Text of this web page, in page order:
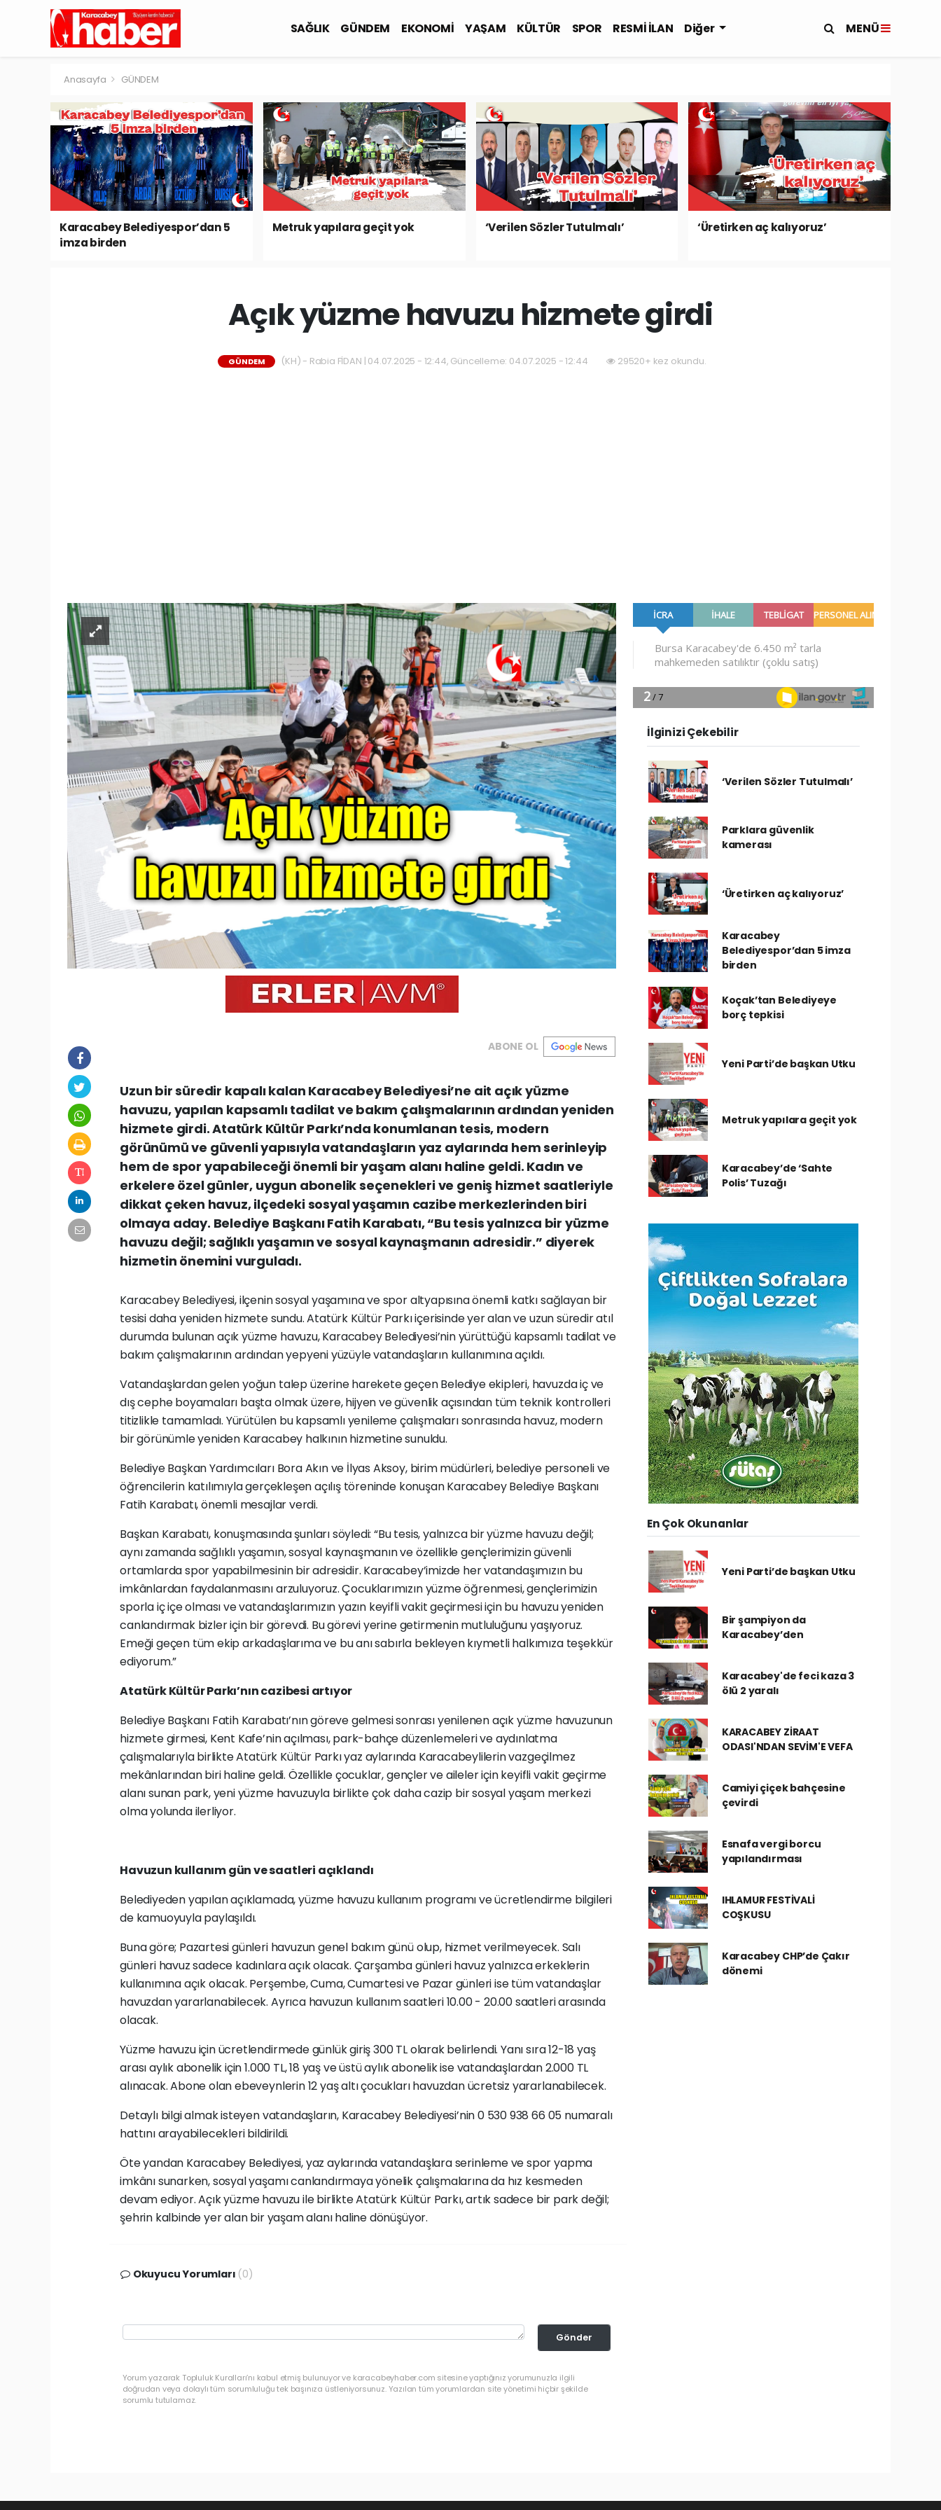
SAĞLIK GÜNDEM EKONOMİ YAŞAM KÜLTÜR SPOR RESMİ İLAN Diğer MENÜ
Anasayfa GÜNDEM
Karacabey Belediyespor’dan 5
imza birden
Metruk yapılara geçit yok ‘Verilen Sözler Tutulmalı’ ‘Üretirken aç kalıyoruz’
Açık yüzme havuzu hizmete girdi
GÜNDEM (KH) - Rabia FİDAN | 04.07.2025 - 12:44, Güncelleme: 04.07.2025 - 12:44 29520+ kez okundu.
ABONE OL
Uzun bir süredir kapalı kalan Karacabey Belediyesi’ne ait açık yüzme
havuzu, yapılan kapsamlı tadilat ve bakım çalışmalarının ardından yeniden
hizmete girdi. Atatürk Kültür Parkı’nda konumlanan tesis, modern
görünümü ve güvenli yapısıyla vatandaşların yaz aylarında hem serinleyip
hem de spor yapabileceği önemli bir yaşam alanı haline geldi. Kadın ve
erkelere özel günler, uygun abonelik seçenekleri ve geniş hizmet saatleriyle
dikkat çeken havuz, ilçedeki sosyal yaşamın cazibe merkezlerinden biri
olmaya aday. Belediye Başkanı Fatih Karabatı, “Bu tesis yalnızca bir yüzme
havuzu değil; sağlıklı yaşamın ve sosyal kaynaşmanın adresidir.” diyerek
hizmetin önemini vurguladı.
Karacabey Belediyesi, ilçenin sosyal yaşamına ve spor altyapısına önemli katkı sağlayan bir
tesisi daha yeniden hizmete sundu. Atatürk Kültür Parkı içerisinde yer alan ve uzun süredir atıl
durumda bulunan açık yüzme havuzu, Karacabey Belediyesi’nin yürüttüğü kapsamlı tadilat ve
bakım çalışmalarının ardından yepyeni yüzüyle vatandaşların kullanımına açıldı.
Vatandaşlardan gelen yoğun talep üzerine harekete geçen Belediye ekipleri, havuzda iç ve
dış cephe boyamaları başta olmak üzere, hijyen ve güvenlik açısından tüm teknik kontrolleri
titizlikle tamamladı. Yürütülen bu kapsamlı yenileme çalışmaları sonrasında havuz, modern
bir görünümle yeniden Karacabey halkının hizmetine sunuldu.
Belediye Başkan Yardımcıları Bora Akın ve İlyas Aksoy, birim müdürleri, belediye personeli ve
öğrencilerin katılımıyla gerçekleşen açılış töreninde konuşan Karacabey Belediye Başkanı
Fatih Karabatı, önemli mesajlar verdi.
Başkan Karabatı, konuşmasında şunları söyledi: “Bu tesis, yalnızca bir yüzme havuzu değil;
aynı zamanda sağlıklı yaşamın, sosyal kaynaşmanın ve özellikle gençlerimizin güvenli
ortamlarda spor yapabilmesinin bir adresidir. Karacabey’imizde her vatandaşımızın bu
imkânlardan faydalanmasını arzuluyoruz. Çocuklarımızın yüzme öğrenmesi, gençlerimizin
sporla iç içe olması ve vatandaşlarımızın yazın keyifli vakit geçirmesi için bu havuzu yeniden
canlandırmak bizler için bir görevdi. Bu görevi yerine getirmenin mutluluğunu yaşıyoruz.
Emeği geçen tüm ekip arkadaşlarıma ve bu anı sabırla bekleyen kıymetli halkımıza teşekkür
ediyorum.”
Atatürk Kültür Parkı’nın cazibesi artıyor
Belediye Başkanı Fatih Karabatı’nın göreve gelmesi sonrası yenilenen açık yüzme havuzunun
hizmete girmesi, Kent Kafe’nin açılması, park-bahçe düzenlemeleri ve aydınlatma
çalışmalarıyla birlikte Atatürk Kültür Parkı yaz aylarında Karacabeylilerin vazgeçilmez
mekânlarından biri haline geldi. Özellikle çocuklar, gençler ve aileler için keyifli vakit geçirme
alanı sunan park, yeni yüzme havuzuyla birlikte çok daha cazip bir sosyal yaşam merkezi
olma yolunda ilerliyor.
Havuzun kullanım gün ve saatleri açıklandı
Belediyeden yapılan açıklamada, yüzme havuzu kullanım programı ve ücretlendirme bilgileri
de kamuoyuyla paylaşıldı.
Buna göre; Pazartesi günleri havuzun genel bakım günü olup, hizmet verilmeyecek. Salı
günleri havuz sadece kadınlara açık olacak. Çarşamba günleri havuz yalnızca erkeklerin
kullanımına açık olacak. Perşembe, Cuma, Cumartesi ve Pazar günleri ise tüm vatandaşlar
havuzdan yararlanabilecek. Ayrıca havuzun kullanım saatleri 10.00 - 20.00 saatleri arasında
olacak.
Yüzme havuzu için ücretlendirmede günlük giriş 300 TL olarak belirlendi. Yanı sıra 12-18 yaş
arası aylık abonelik için 1.000 TL, 18 yaş ve üstü aylık abonelik ise vatandaşlardan 2.000 TL
alınacak. Abone olan ebeveynlerin 12 yaş altı çocukları havuzdan ücretsiz yararlanabilecek.
Detaylı bilgi almak isteyen vatandaşların, Karacabey Belediyesi’nin 0 530 938 66 05 numaralı
hattını arayabilecekleri bildirildi.
Öte yandan Karacabey Belediyesi, yaz aylarında vatandaşlara serinleme ve spor yapma
imkânı sunarken, sosyal yaşamı canlandırmaya yönelik çalışmalarına da hız kesmeden
devam ediyor. Açık yüzme havuzu ile birlikte Atatürk Kültür Parkı, artık sadece bir park değil;
şehrin kalbinde yer alan bir yaşam alanı haline dönüşüyor.
Okuyucu Yorumları (0)
Gönder
Yorum yazarak Topluluk Kuralları’nı kabul etmiş bulunuyor ve karacabeyhaber.com sitesine yaptığınız yorumunuzla ilgili
doğrudan veya dolaylı tüm sorumluluğu tek başınıza üstleniyorsunuz. Yazılan tüm yorumlardan site yönetimi hiçbir şekilde
sorumlu tutulamaz.
İlginizi Çekebilir
‘Verilen Sözler Tutulmalı’
Parklara güvenlik
kamerası
‘Üretirken aç kalıyoruz’
Karacabey
Belediyespor’dan 5 imza
birden
Koçak’tan Belediyeye
borç tepkisi
Yeni Parti’de başkan Utku
Metruk yapılara geçit yok
Karacabey’de ‘Sahte
Polis’ Tuzağı
En Çok Okunanlar
Yeni Parti’de başkan Utku
Bir şampiyon da
Karacabey’den
Karacabey'de feci kaza 3
ölü 2 yaralı
KARACABEY ZİRAAT
ODASI'NDAN SEVİM'E VEFA
Camiyi çiçek bahçesine
çevirdi
Esnafa vergi borcu
yapılandırması
IHLAMUR FESTİVALİ
COŞKUSU
Karacabey CHP’de Çakır
dönemi